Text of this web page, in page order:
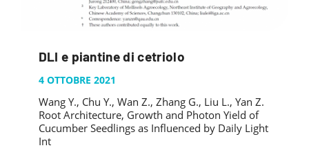
DLI e piantine di cetriolo
4 OTTOBRE 2021
Wang Y., Chu Y., Wan Z., Zhang G., Liu L., Yan Z.
Root Architecture, Growth and Photon Yield of
Cucumber Seedlings as Influenced by Daily Light
Int